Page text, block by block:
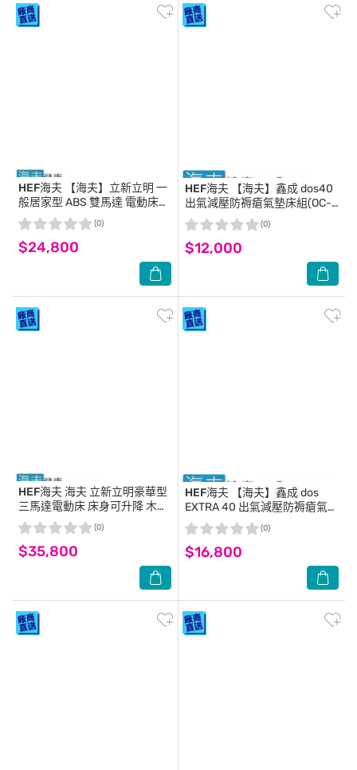
HEF海夫 【海夫】立新立明 一
般居家型 ABS 雙馬達 電動床
(F-02)
$24,800
(0)
HEF海夫 【海夫】鑫成 dos40
出氣減壓防褥瘡氣墊床組(OC-
D4010)
$12,000
(0)
HEF海夫 海夫 立新立明豪華型
三馬達電動床 床身可升降 木飾
床頭尾 LM-G03
$35,800
(0)
HEF海夫 【海夫】鑫成 dos
EXTRA 40 出氣減壓防褥瘡氣墊
床組(OC-E4011)
$16,800
(0)